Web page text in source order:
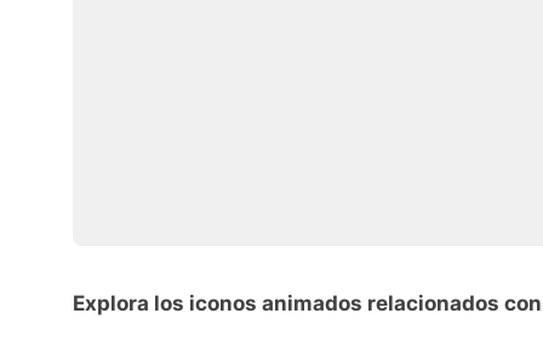
Explora los iconos animados relacionados